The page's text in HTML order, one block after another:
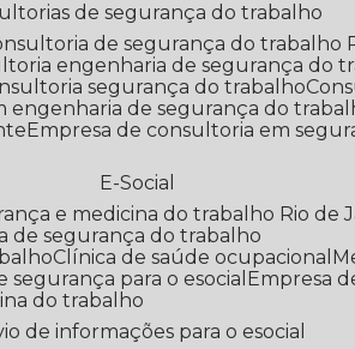
de segurança do trabalho
de segurança do trabalho
engenharia de segurança do
segurança do trabalho
engenharia de segurança do
Empresa de consultoria em
E-Social
e medicina do trabalho Rio de
de segurança do trabalho
Clínica de saúde ocupacional
segurança para o esocial
Empresa
do trabalho
de informações para o esocial